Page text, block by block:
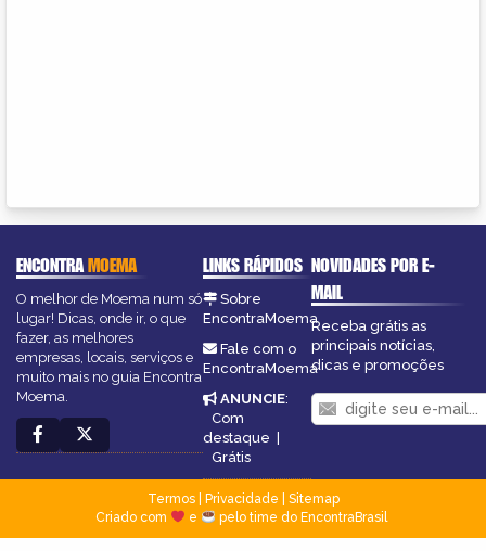
ENCONTRAMOEMA
O melhor de Moema num só
lugar! Dicas, onde ir, o que
fazer, as melhores
empresas, locais, serviços e
muito mais no guia Encontra
Moema.
LINKS RÁPIDOS
Sobre
EncontraMoema
Fale com o
EncontraMoema
ANUNCIE:
Com
destaque |
Grátis
NOVIDADES POR E-
MAIL
Receba grátis as
principais notícias,
dicas e promoções
Termos| Privacidade
Sitemap
Criado com
e pelo time do EncontraBrasil